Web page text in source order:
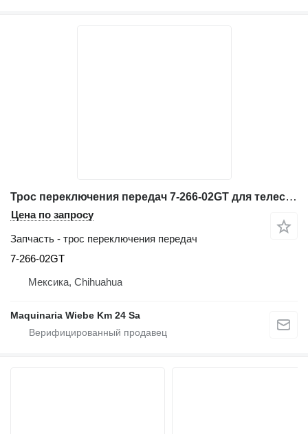
Трос переключения передач 7-266-02GT для телескопического погрузчика Genie GTH-636
Цена по запросу
Запчасть - трос переключения передач
7-266-02GT
Мексика, Chihuahua
Maquinaria Wiebe Km 24 Sa